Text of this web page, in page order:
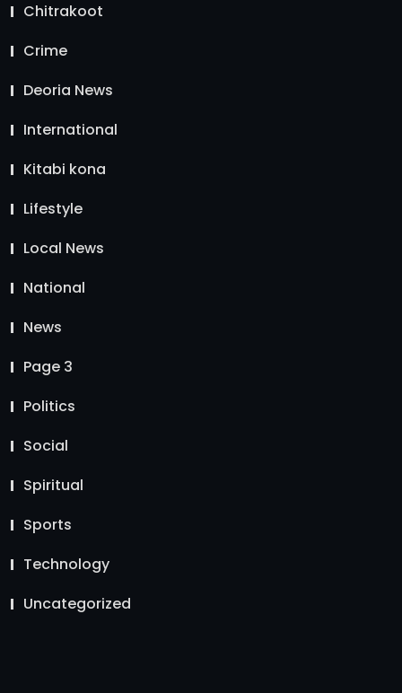
Chitrakoot
Crime
Deoria News
International
Kitabi kona
Lifestyle
Local News
National
News
Page 3
Politics
Social
Spiritual
Sports
Technology
Uncategorized